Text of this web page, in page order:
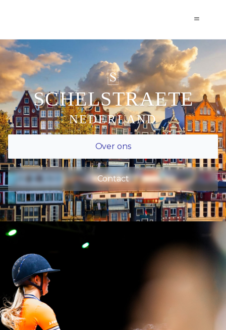
SCHELSTRAETE
NEDERLAND
Over ons
Contact